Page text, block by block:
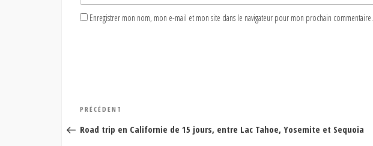
Enregistrer mon nom, mon e-mail et mon site dans le navigateur pour mon prochain commentaire.
Navigation
de
Article
précédent
PRÉCÉDENT
Road trip en Californie de 15 jours, entre Lac Tahoe, Yosemite et Sequoia